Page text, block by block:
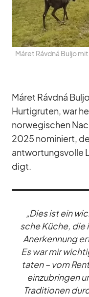
Má­ret Rávdná Buljo
Má­ret Rávdná
Hur­tig­ru­ten, war
nor­we­gi­schen
2025 no­mi­niert,
ant­wor­tungs­volle
digt.
„Dies ist ein
sche Kü­che, die
An­er­ken­nung
Es war mir
ta­ten – vom
ein­zu­brin­gen
Tra­di­tio­nen